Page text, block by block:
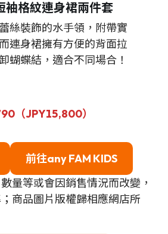
袖格紋連身裙兩件套
絲裝飾的水手領，附帶實
連身裙擁有方便的背面拉
蝴蝶結，適合不同場合！
（JPY15,800）
前往any FAM KIDS
量等或會因銷售情況而改變，
商品圖片版權歸相應網店所